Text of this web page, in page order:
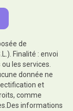
de
Finalité : envoi
les services.
donnée ne
et
comme
informations